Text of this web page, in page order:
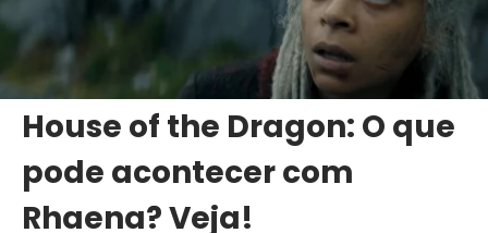
House of the Dragon: O que
pode acontecer com
Rhaena? Veja!